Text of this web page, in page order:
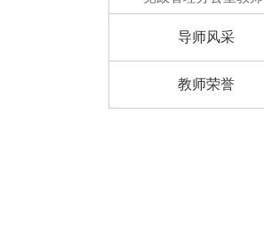
导师风采
教师荣誉